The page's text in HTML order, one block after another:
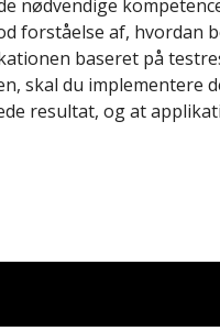
nødvendige
forståelse af, hvordan
baseret på
skal du implementere
resultat, og at